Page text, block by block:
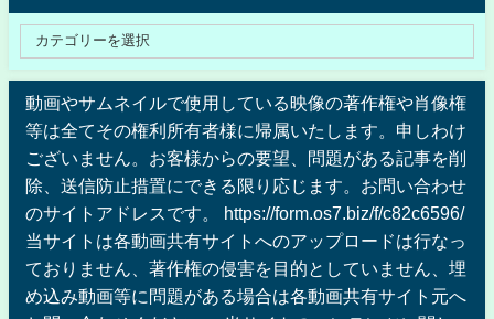
動画やサムネイルで使用している映像の著作権や肖像権
等は全てその権利所有者様に帰属いたします。申しわけ
ございません。お客様からの要望、問題がある記事を削
除、送信防止措置にできる限り応じます。お問い合わせ
のサイトアドレスです。 https://form.os7.biz/f/c82c6596/
当サイトは各動画共有サイトへのアップロードは行なっ
ておりません、著作権の侵害を目的としていません、埋
め込み動画等に問題がある場合は各動画共有サイト元へ